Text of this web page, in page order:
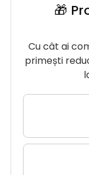
🎁
Cu cât ai
primești